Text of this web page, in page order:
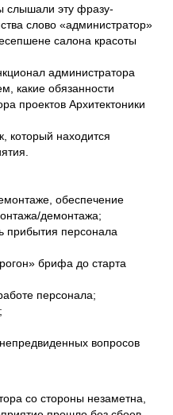
слышали эту фразу-
слово «администратор»
салона красоты
администратора
какие обязанности
проектов Архитектоники
который находится
обеспечение
демонтажа;
прибытия персонала
брифа до старта
персонала;
вопросов
со стороны незаметна,